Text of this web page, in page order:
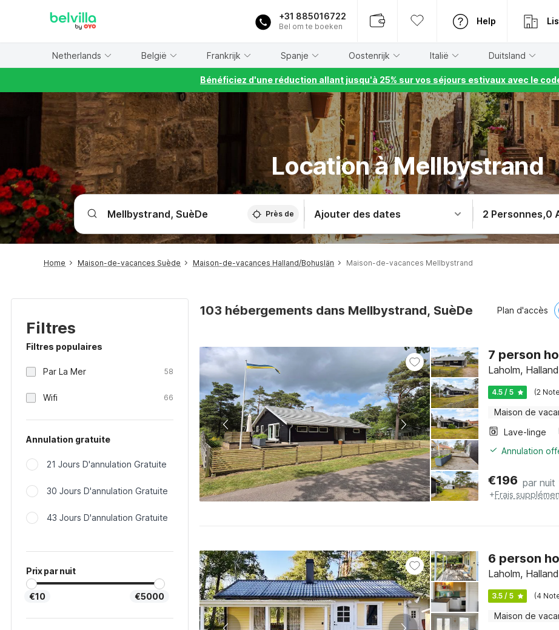
+31 885016722
Bel om te boeken
Help
Netherlands België Frankrijk Spanje Oostenrijk Italië Duitsland
Bénéficiez d'une réduction allant jusqu'à 25% sur vos séjours estivaux avec le
Location à Mellbystrand
Près de Ajouter des dates 2 Personnes,0
Home Maison-de-vacances Suède Maison-de-vacances Halland/Bohuslän Maison-de-vacances Mellbystrand
Filtres
Filtres populaires
Par La Mer 58
Wifi 66
Annulation gratuite
21 Jours D'annulation Gratuite
30 Jours D'annulation Gratuite
43 Jours D'annulation Gratuite
Prix par nuit
€10 €5000
103 hébergements dans Mellbystrand, SuèDe Plan d'accès
7 person
Laholm, Halland
4.5 / 5 (2
Maison de
Lave-linge
Annulation
€196 par nuit
+Frais
6 person
Laholm, Halland
3.5 / 5 (4
Maison de